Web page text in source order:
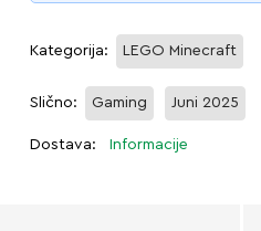
Kategorija: LEGO Minecraft
Slično: Gaming Juni 2025
Dostava: Informacije